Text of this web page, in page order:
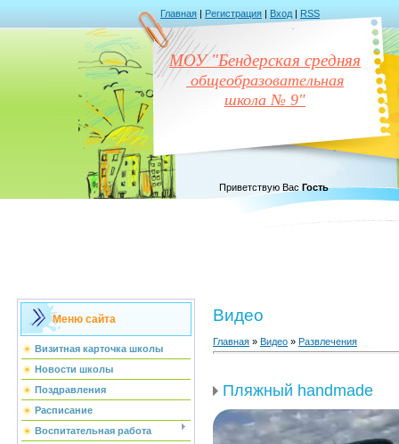
Главная | Регистрация | Вход | RSS
МОУ "Бендерская средняя
общеобразовательная
школа № 9"
Приветствую Вас Гость
Меню сайта
Визитная карточка школы
Новости школы
Поздравления
Расписание
Воспитательная работа
Видео
Главная » Видео » Развлечения
Пляжный handmade